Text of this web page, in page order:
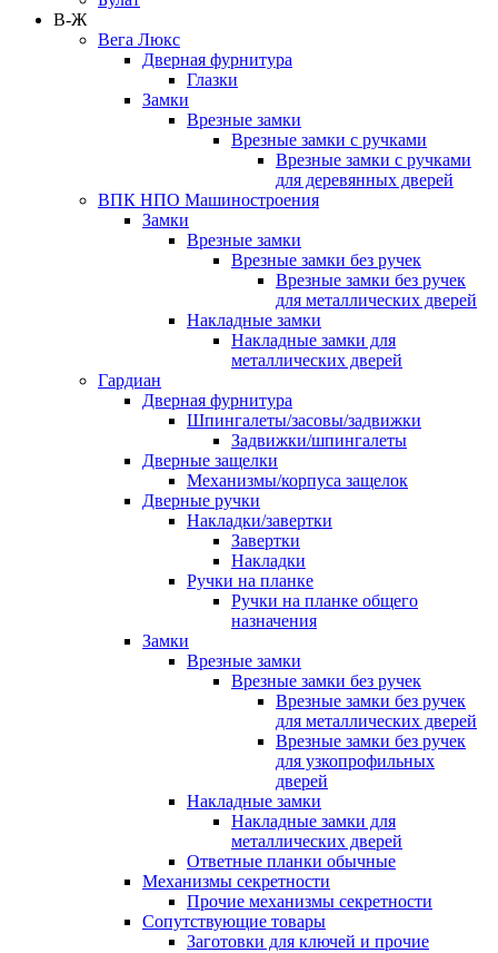
В-Ж
Вега Люкс
Дверная фурнитура
Глазки
Замки
Врезные замки
Врезные замки с ручками
Врезные замки с ручками
для деревянных дверей
ВПК НПО Машиностроения
Замки
Врезные замки
Врезные замки без ручек
Врезные замки без ручек
для металлических дверей
Накладные замки
Накладные замки для
металлических дверей
Гардиан
Дверная фурнитура
Шпингалеты/засовы/задвижки
Задвижки/шпингалеты
Дверные защелки
Механизмы/корпуса защелок
Дверные ручки
Накладки/завертки
Завертки
Накладки
Ручки на планке
Ручки на планке общего
назначения
Замки
Врезные замки
Врезные замки без ручек
Врезные замки без ручек
для металлических дверей
Врезные замки без ручек
для узкопрофильных
дверей
Накладные замки
Накладные замки для
металлических дверей
Ответные планки обычные
Механизмы секретности
Прочие механизмы секретности
Сопутствующие товары
Заготовки для ключей и прочие